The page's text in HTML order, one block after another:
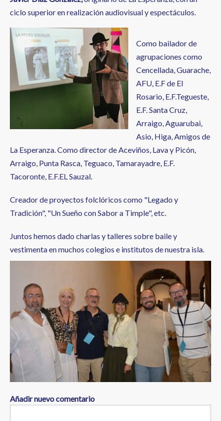
ciclo superior en realización audiovisual y espectáculos.
Como bailador de
agrupaciones como
Cencellada, Guarache,
AFU, E.F de El
Rosario, E.F.Tegueste,
E.F. Santa Cruz,
Arraigo, Aguarubai,
Asio, Higa, Amigos de
La Esperanza. Como director de Aceviños, Lava y Picón,
Arraigo, Punta Rasca, Teguaco, Tamarayadre, E.F.
Tacoronte, E.F.EL Sauzal.
Creador de proyectos folclóricos como "Legado y
Tradición", "Un Sueño con Sabor a Timple", etc.
Juntos hemos dado charlas y talleres sobre baile y
vestimenta en muchos colegios e institutos de nuestra isla.
Añadir nuevo comentario